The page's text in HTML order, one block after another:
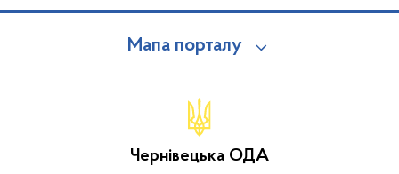
Мапа порталу
Чернівецька ОДА